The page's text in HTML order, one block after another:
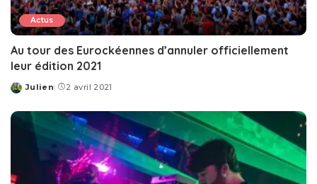
Actus
Au tour des Eurockéennes d’annuler officiellement
leur édition 2021
Posted
Julien 2 avril 2021